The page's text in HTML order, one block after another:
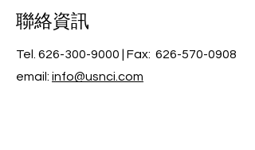
​聯絡資訊
Tel. 626-300-9000 | Fax: 626-570-0908
email: info@usnci.com